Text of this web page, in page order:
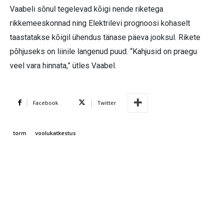
Vaabeli sõnul tegelevad kõigi nende riketega
rikkemeeskonnad ning Elektrilevi prognoosi kohaselt
taastatakse kõigil ühendus tänase päeva jooksul. Rikete
põhjuseks on liinile langenud puud. “Kahjusid on praegu
veel vara hinnata,” ütles Vaabel.
Facebook Twitter
torm voolukatkestus